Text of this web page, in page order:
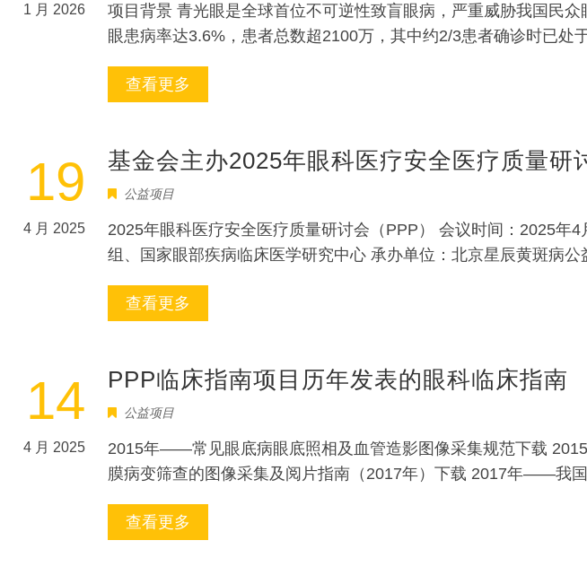
1 月 2026
项目背景 青光眼是全球首位不可逆性致盲眼病，严重威胁我国民
眼患病率达3.6%，患者总数超2100万，其中约2/3患者确诊时已
查看更多
19
4 月 2025
基金会主办2025年眼科医疗安全医疗质量研
公益项目
2025年眼科医疗安全医疗质量研讨会（PPP） 会议时间：2025年
组、国家眼部疾病临床医学研究中心 承办单位：北京星辰黄斑病
查看更多
14
4 月 2025
PPP临床指南项目历年发表的眼科临床指南
公益项目
2015年——常见眼底病眼底照相及血管造影图像采集规范下载
膜病变筛查的图像采集及阅片指南（2017年）下载 2017年——我
查看更多